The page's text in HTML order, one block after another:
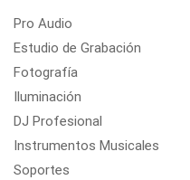
Pro Audio
Estudio de Grabación
Fotografía
Iluminación
DJ Profesional
Instrumentos Musicales
Soportes